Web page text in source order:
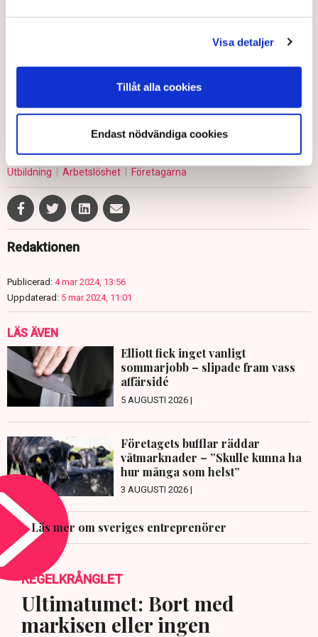
Visa detaljer
Tillåt alla cookies
Endast nödvändiga cookies
starta företag, säger Tove Jarl.
SVT: Allt fler unga blir egenföretagare – Patricia öppnar
NyföretagarCentrum: Nyföretagandet ner i januari – men hopp
Konkurser Harry Goldman Skolor
Arbetsmarknad
Utbildning
Arbetslöshet Företagarna
Redaktionen
Publicerad: 4 mar 2024, 13:56
Uppdaterad: 5 mar 2024, 11:01
LÄS ÄVEN
Elliott fick inget vanligt
sommarjobb – slipade fram vass
affärsidé
5 AUGUSTI 2026 |
Företagets bufflar räddar
våtmarknader – ”Skulle kunna ha
hur många som helst”
3 AUGUSTI 2026 |
Läs mer om sveriges entreprenörer
REGELKRÅNGLET
Ultimatumet: Bort med
markisen eller ingen